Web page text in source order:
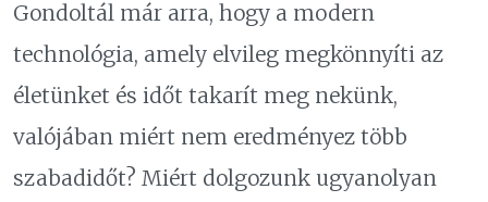
Gondoltál már arra, hogy a modern
technológia, amely elvileg megkönnyíti az
életünket és időt takarít meg nekünk,
valójában miért nem eredményez több
szabadidőt? Miért dolgozunk ugyanolyan